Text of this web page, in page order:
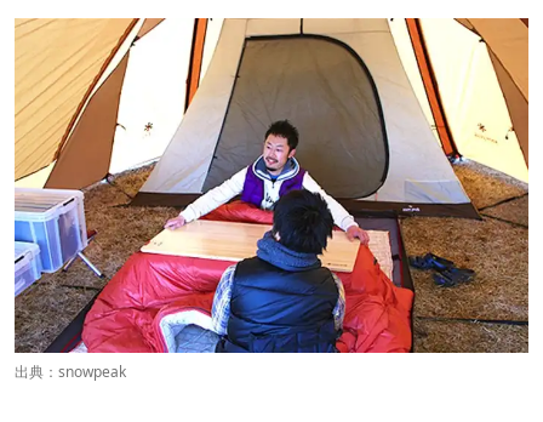
出典： snowpeak